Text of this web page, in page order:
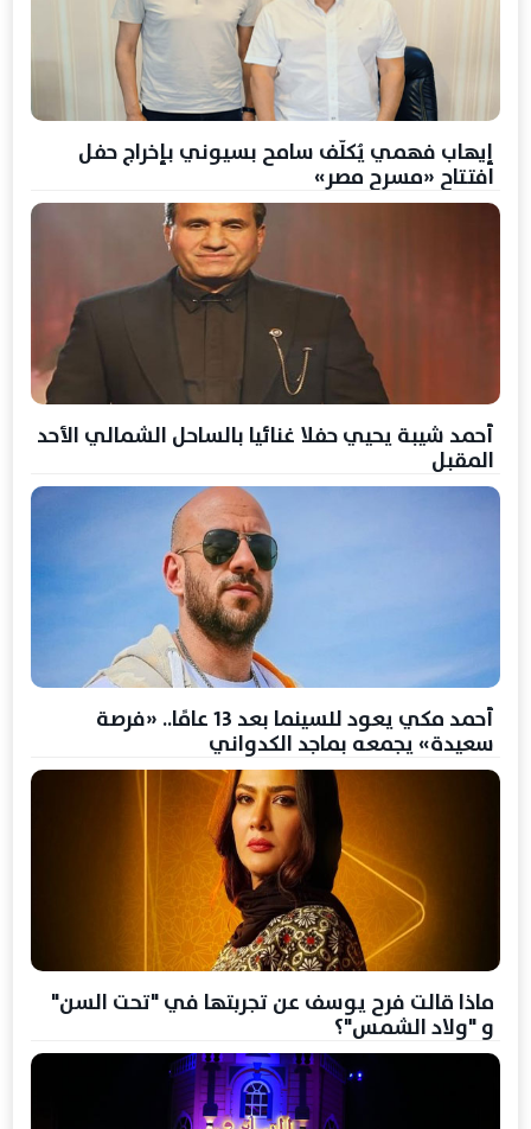
إيهاب فهمي يُكلّف سامح بسيوني بإخراج حفل
افتتاح «مسرح مصر»
أحمد شيبة يحيي حفلا غنائيا بالساحل الشمالي الأحد
المقبل
أحمد مكي يعود للسينما بعد 13 عامًا.. «فرصة
سعيدة» يجمعه بماجد الكدواني
ماذا قالت فرح يوسف عن تجربتها في "تحت السن"
و "ولاد الشمس"؟